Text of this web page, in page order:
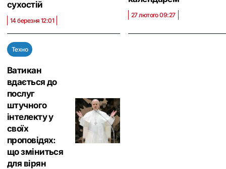
сухостій
14 березня 12:01
27 лютого 09:27
Техно
Ватикан
вдається до
послуг
штучного
інтелекту у
своїх
проповідях:
що зміниться
для вірян